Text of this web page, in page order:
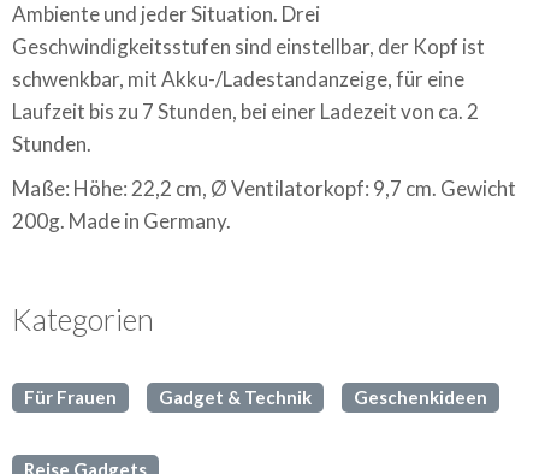
Ambiente und jeder Situation. Drei
Geschwindigkeitsstufen sind einstellbar, der Kopf ist
schwenkbar, mit Akku-/Ladestandanzeige, für eine
Laufzeit bis zu 7 Stunden, bei einer Ladezeit von ca. 2
Stunden.
Maße: Höhe: 22,2 cm, Ø Ventilatorkopf: 9,7 cm. Gewicht
200g. Made in Germany.
Kategorien
Für Frauen Gadget & Technik Geschenkideen
Reise Gadgets